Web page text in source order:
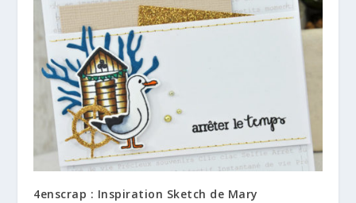
4enscrap : Inspiration Sketch de Mary